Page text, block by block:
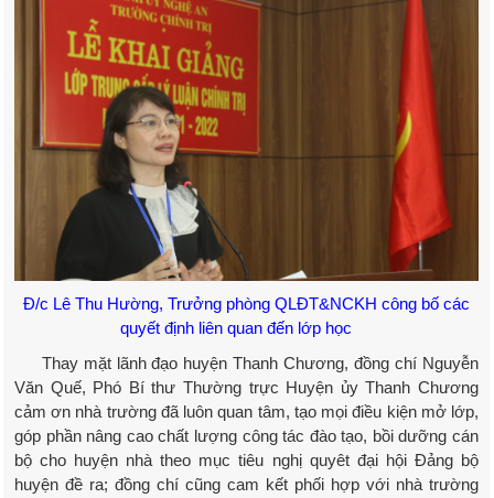
Đ/c Lê Thu Hường, Trưởng phòng QLĐT&NCKH công bố các
quyết định liên quan đến lớp học
Thay mặt lãnh đạo huyện Thanh Chương, đồng chí Nguyễn
Văn Quế, Phó Bí thư Thường trực Huyện ủy Thanh Chương
cảm ơn nhà trường đã luôn quan tâm, tạo mọi điều kiện mở lớp,
góp phần nâng cao chất lượng công tác đào tạo, bồi dưỡng cán
bộ cho huyện nhà theo mục tiêu nghị quyêt đại hội Đảng bộ
huyện đề ra; đồng chí cũng cam kết phối hợp với nhà trường